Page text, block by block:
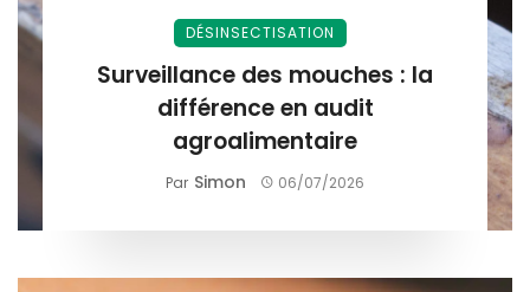
DÉSINSECTISATION
Surveillance des mouches : la
différence en audit
agroalimentaire
Par Simon 06/07/2026